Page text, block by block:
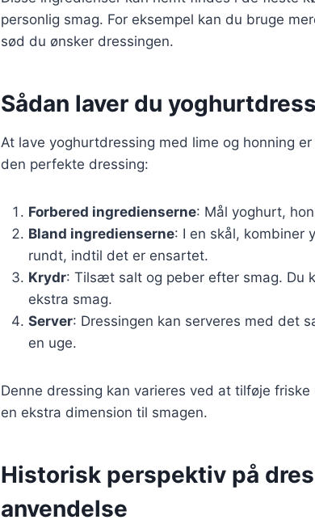
personlig smag. For eksempel kan du bruge
sød du ønsker dressingen.
Sådan laver du
At lave yoghurtdressing med lime og honning
den perfekte dressing:
Forbered ingredienserne: Mål yoghurt,
Bland ingredienserne: I en skål, kombiner
rundt, indtil det er ensartet.
Krydr: Tilsæt salt og peber efter smag. Du
ekstra smag.
Server: Dressingen kan serveres med det
en uge.
Denne dressing kan varieres ved at tilføje
en ekstra dimension til smagen.
Historisk perspektiv på
anvendelse